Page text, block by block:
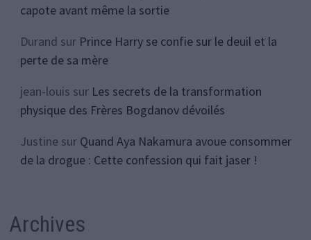
capote avant même la sortie
Durand sur Prince Harry se confie sur le deuil et la
perte de sa mère
jean-louis sur Les secrets de la transformation
physique des Frères Bogdanov dévoilés
Justinesur Quand Aya Nakamura avoue consommer
de la drogue : Cette confession qui fait jaser !
Archives